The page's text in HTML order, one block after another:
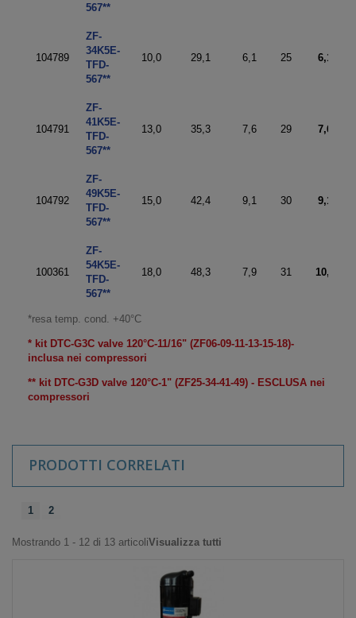
567**
104789
ZF-
34K5E-
TFD-
567**
10,0 29,1 6,1 25 6,1
104791
ZF-
41K5E-
TFD-
567**
13,0 35,3 7,6 29 7,6
104792
ZF-
49K5E-
TFD-
567**
15,0 42,4 9,1 30 9,1
100361
ZF-
54K5E-
TFD-
567**
18,0 48,3 7,9 31 10,0
*resa temp. cond. +40°C
* kit DTC-G3C valve 120°C-11/16" (ZF06-09-11-13-15-18)-
inclusa nei compressori
** kit DTC-G3D valve 120°C-1" (ZF25-34-41-49) - ESCLUSA nei
compressori
PRODOTTI CORRELATI
1 2
Mostrando 1 - 12 di 13 articoliVisualizza tutti